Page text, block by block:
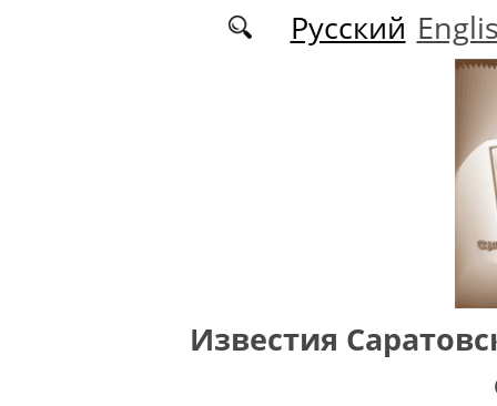
Перейти к основному содержаниюРусский
Известия